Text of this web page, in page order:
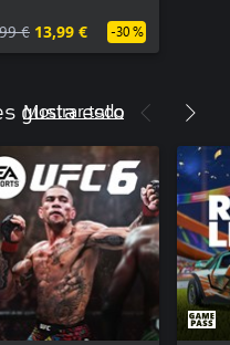
€ 13,99 € -30 %
gusta esto
Mostrar todo